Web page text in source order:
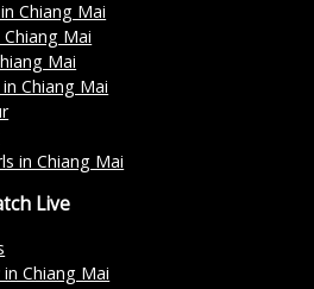
Chiang Mai
Mai
Mai
Chiang Mai
in Chiang Mai
Live
Chiang Mai